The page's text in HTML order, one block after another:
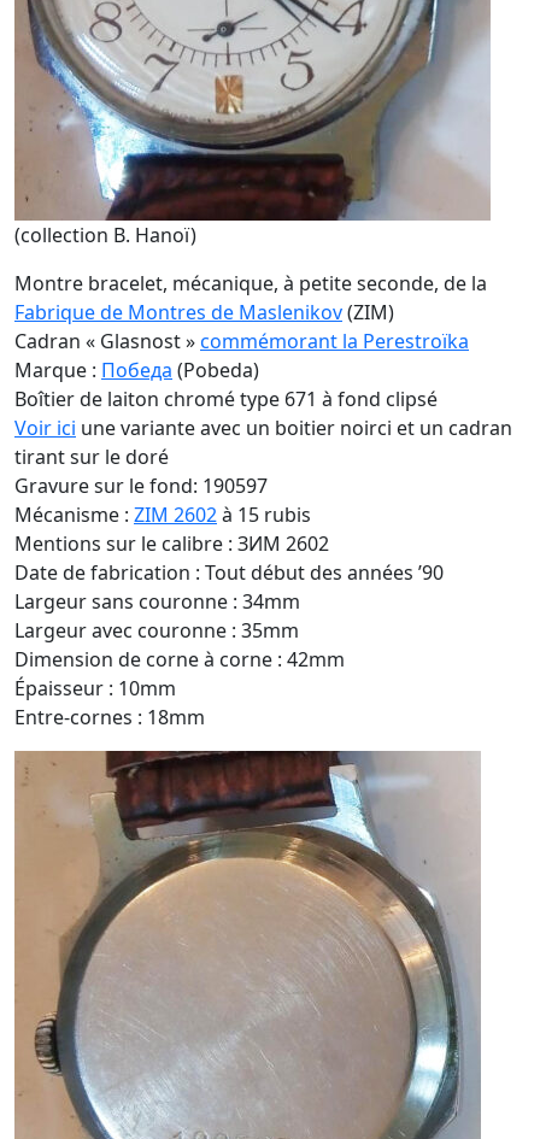
(collection B. Hanoï)
Montre bracelet, mécanique, à petite seconde, de la
Fabrique de Montres de Maslenikov(ZIM)
Cadran « Glasnost »commémorant la Perestroïka
Marque : Победа (Pobeda)
Boîtier de laiton chromé type 671 à fond clipsé
Voir ici une variante avec un boitier noirci et un cadran
tirant sur le doré
Gravure sur le fond: 190597
Mécanisme : ZIM 2602à 15 rubis
Mentions sur le calibre : ЗИМ 2602
Date de fabrication : Tout début des années ’90
Largeur sans couronne : 34mm
Largeur avec couronne : 35mm
Dimension de corne à corne : 42mm
Épaisseur : 10mm
Entre-cornes : 18mm